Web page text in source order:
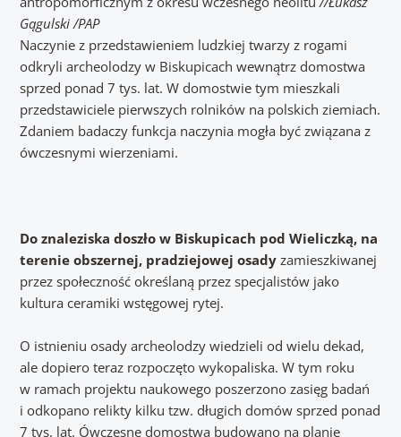
Gągulski /PAP
Naczynie z przedstawieniem ludzkiej twarzy z rogami
odkryli archeolodzy w Biskupicach wewnątrz domostwa
sprzed ponad 7 tys. lat. W domostwie tym mieszkali
przedstawiciele pierwszych rolników na polskich ziemiach.
Zdaniem badaczy funkcja naczynia mogła być związana z
ówczesnymi wierzeniami.
Do znaleziska doszło w Biskupicach pod Wieliczką, na
terenie obszernej, pradziejowej osadyzamieszkiwanej
przez społeczność określaną przez specjalistów jako
kultura ceramiki wstęgowej rytej.
O istnieniu osady archeolodzy wiedzieli od wielu dekad,
ale dopiero teraz rozpoczęto wykopaliska. W tym roku
w ramach projektu naukowego poszerzono zasięg badań
i odkopano relikty kilku tzw. długich domów sprzed ponad
7 tys. lat. Ówczesne domostwa budowano na planie